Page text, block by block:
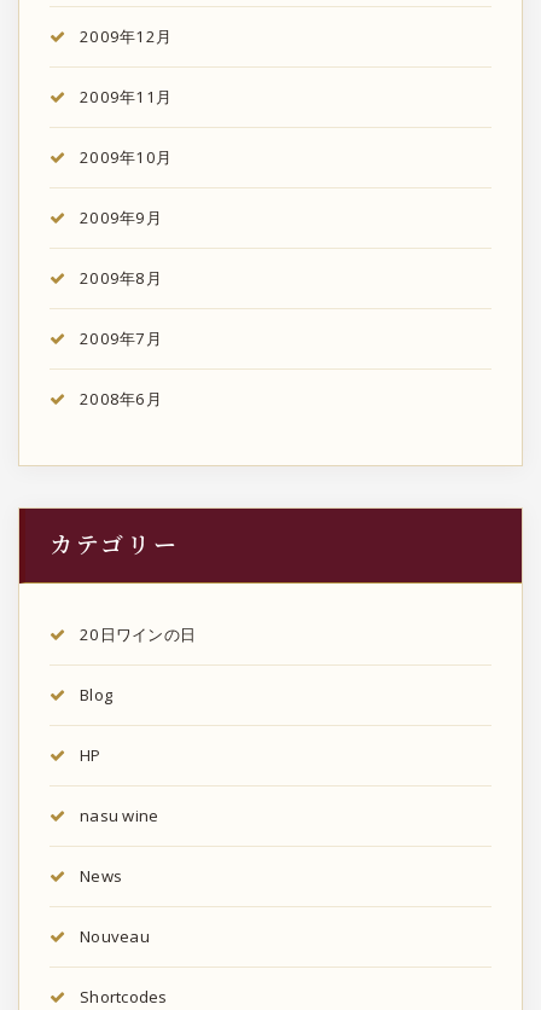
2009年12月
2009年11月
2009年10月
2009年9月
2009年8月
2009年7月
2008年6月
カテゴリー
20日ワインの日
Blog
HP
nasu wine
News
Nouveau
Shortcodes